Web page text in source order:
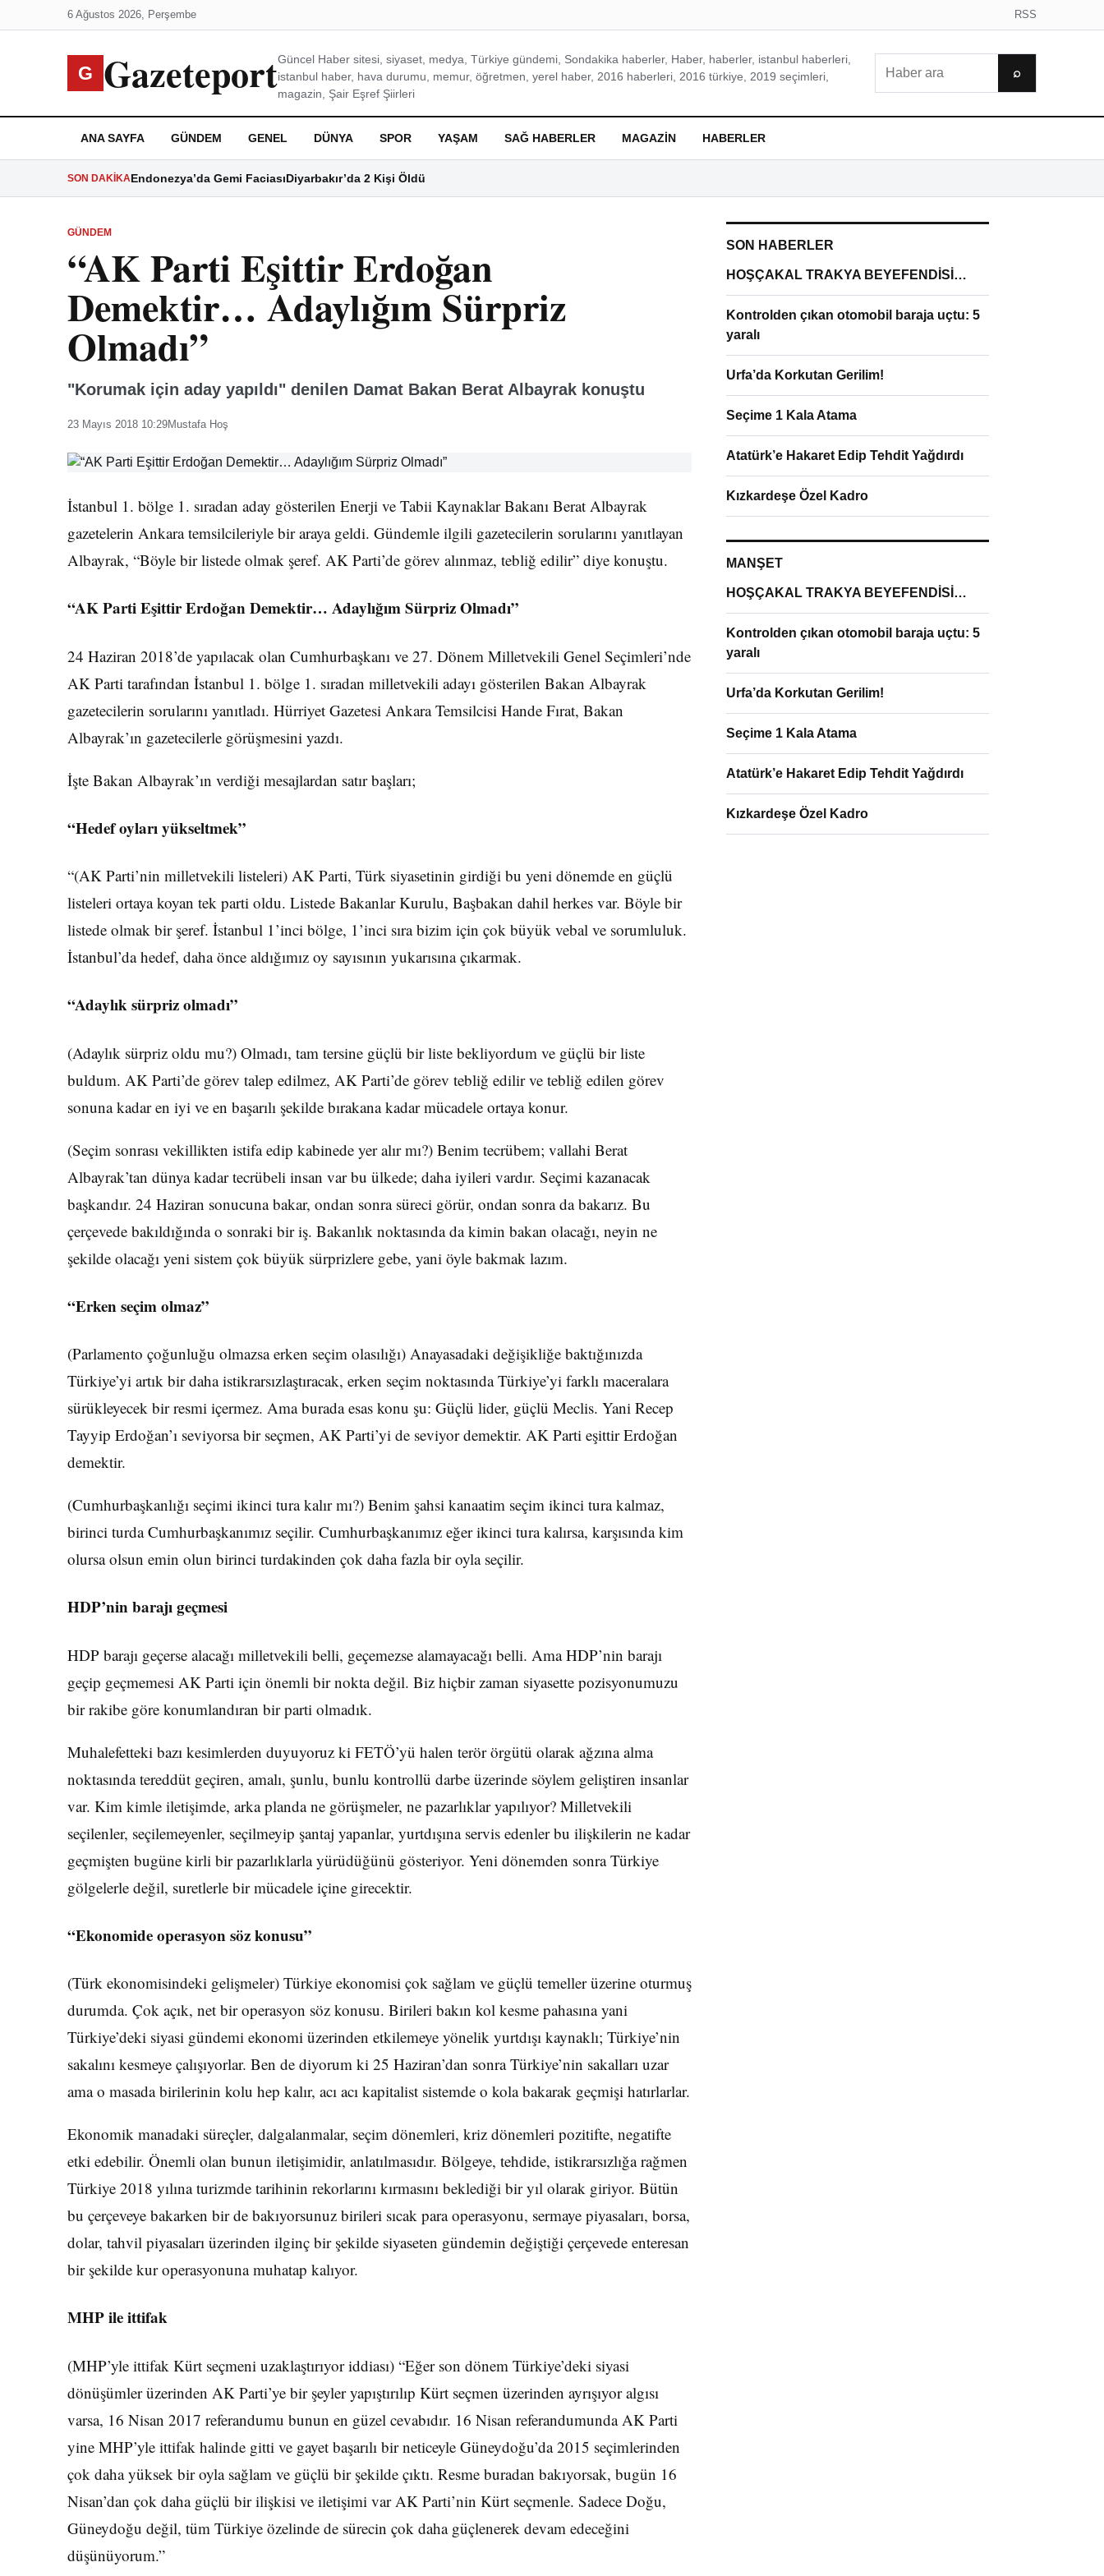
6 Ağustos 2026, Perşembe RSS
G GazeteportGüncel Haber sitesi, siyaset, medya, Türkiye gündemi, Sondakika haberler, Haber, haberler, istanbul haberleri,
istanbul haber, hava durumu, memur, öğretmen, yerel haber, 2016 haberleri, 2016 türkiye, 2019 seçimleri,
magazin, Şair Eşref Şiirleri
⌕
ANA SAYFA GÜNDEM GENEL DÜNYA SPOR YAŞAM SAĞ HABERLER MAGAZIN HABERLER
SON DAKIKAEndonezya’da Gemi FaciasıDiyarbakır’da 2 Kişi Öldü
GÜNDEM
“AK Parti Eşittir Erdoğan
Demektir… Adaylığım Sürpriz
Olmadı”
"Korumak için aday yapıldı" denilen Damat Bakan Berat Albayrak konuştu
23 Mayıs 2018 10:29Mustafa Hoş
İstanbul 1. bölge 1. sıradan aday gösterilen Enerji ve Tabii Kaynaklar Bakanı Berat Albayrak
gazetelerin Ankara temsilcileriyle bir araya geldi. Gündemle ilgili gazetecilerin sorularını yanıtlayan
Albayrak, “Böyle bir listede olmak şeref. AK Parti’de görev alınmaz, tebliğ edilir” diye konuştu.
“AK Parti Eşittir Erdoğan Demektir… Adaylığım Sürpriz Olmadı”
24 Haziran 2018’de yapılacak olan Cumhurbaşkanı ve 27. Dönem Milletvekili Genel Seçimleri’nde
AK Parti tarafından İstanbul 1. bölge 1. sıradan milletvekili adayı gösterilen Bakan Albayrak
gazetecilerin sorularını yanıtladı. Hürriyet Gazetesi Ankara Temsilcisi Hande Fırat, Bakan
Albayrak’ın gazetecilerle görüşmesini yazdı.
İşte Bakan Albayrak’ın verdiği mesajlardan satır başları;
“Hedef oyları yükseltmek”
“(AK Parti’nin milletvekili listeleri) AK Parti, Türk siyasetinin girdiği bu yeni dönemde en güçlü
listeleri ortaya koyan tek parti oldu. Listede Bakanlar Kurulu, Başbakan dahil herkes var. Böyle bir
listede olmak bir şeref. İstanbul 1’inci bölge, 1’inci sıra bizim için çok büyük vebal ve sorumluluk.
İstanbul’da hedef, daha önce aldığımız oy sayısının yukarısına çıkarmak.
“Adaylık sürpriz olmadı”
(Adaylık sürpriz oldu mu?) Olmadı, tam tersine güçlü bir liste bekliyordum ve güçlü bir liste
buldum. AK Parti’de görev talep edilmez, AK Parti’de görev tebliğ edilir ve tebliğ edilen görev
sonuna kadar en iyi ve en başarılı şekilde bırakana kadar mücadele ortaya konur.
(Seçim sonrası vekillikten istifa edip kabinede yer alır mı?) Benim tecrübem; vallahi Berat
Albayrak’tan dünya kadar tecrübeli insan var bu ülkede; daha iyileri vardır. Seçimi kazanacak
başkandır. 24 Haziran sonucuna bakar, ondan sonra süreci görür, ondan sonra da bakarız. Bu
çerçevede bakıldığında o sonraki bir iş. Bakanlık noktasında da kimin bakan olacağı, neyin ne
şekilde olacağı yeni sistem çok büyük sürprizlere gebe, yani öyle bakmak lazım.
“Erken seçim olmaz”
(Parlamento çoğunluğu olmazsa erken seçim olasılığı) Anayasadaki değişikliğe baktığınızda
Türkiye’yi artık bir daha istikrarsızlaştıracak, erken seçim noktasında Türkiye’yi farklı maceralara
sürükleyecek bir resmi içermez. Ama burada esas konu şu: Güçlü lider, güçlü Meclis. Yani Recep
Tayyip Erdoğan’ı seviyorsa bir seçmen, AK Parti’yi de seviyor demektir. AK Parti eşittir Erdoğan
demektir.
(Cumhurbaşkanlığı seçimi ikinci tura kalır mı?) Benim şahsi kanaatim seçim ikinci tura kalmaz,
birinci turda Cumhurbaşkanımız seçilir. Cumhurbaşkanımız eğer ikinci tura kalırsa, karşısında kim
olursa olsun emin olun birinci turdakinden çok daha fazla bir oyla seçilir.
HDP’nin barajı geçmesi
HDP barajı geçerse alacağı milletvekili belli, geçemezse alamayacağı belli. Ama HDP’nin barajı
geçip geçmemesi AK Parti için önemli bir nokta değil. Biz hiçbir zaman siyasette pozisyonumuzu
bir rakibe göre konumlandıran bir parti olmadık.
Muhalefetteki bazı kesimlerden duyuyoruz ki FETÖ’yü halen terör örgütü olarak ağzına alma
noktasında tereddüt geçiren, amalı, şunlu, bunlu kontrollü darbe üzerinde söylem geliştiren insanlar
var. Kim kimle iletişimde, arka planda ne görüşmeler, ne pazarlıklar yapılıyor? Milletvekili
seçilenler, seçilemeyenler, seçilmeyip şantaj yapanlar, yurtdışına servis edenler bu ilişkilerin ne kadar
geçmişten bugüne kirli bir pazarlıklarla yürüdüğünü gösteriyor. Yeni dönemden sonra Türkiye
gölgelerle değil, suretlerle bir mücadele içine girecektir.
“Ekonomide operasyon söz konusu”
(Türk ekonomisindeki gelişmeler) Türkiye ekonomisi çok sağlam ve güçlü temeller üzerine oturmuş
durumda. Çok açık, net bir operasyon söz konusu. Birileri bakın kol kesme pahasına yani
Türkiye’deki siyasi gündemi ekonomi üzerinden etkilemeye yönelik yurtdışı kaynaklı; Türkiye’nin
sakalını kesmeye çalışıyorlar. Ben de diyorum ki 25 Haziran’dan sonra Türkiye’nin sakalları uzar
ama o masada birilerinin kolu hep kalır, acı acı kapitalist sistemde o kola bakarak geçmişi hatırlarlar.
Ekonomik manadaki süreçler, dalgalanmalar, seçim dönemleri, kriz dönemleri pozitifte, negatifte
etki edebilir. Önemli olan bunun iletişimidir, anlatılmasıdır. Bölgeye, tehdide, istikrarsızlığa rağmen
Türkiye 2018 yılına turizmde tarihinin rekorlarını kırmasını beklediği bir yıl olarak giriyor. Bütün
bu çerçeveye bakarken bir de bakıyorsunuz birileri sıcak para operasyonu, sermaye piyasaları, borsa,
dolar, tahvil piyasaları üzerinden ilginç bir şekilde siyaseten gündemin değiştiği çerçevede enteresan
bir şekilde kur operasyonuna muhatap kalıyor.
MHP ile ittifak
(MHP’yle ittifak Kürt seçmeni uzaklaştırıyor iddiası) “Eğer son dönem Türkiye’deki siyasi
dönüşümler üzerinden AK Parti’ye bir şeyler yapıştırılıp Kürt seçmen üzerinden ayrışıyor algısı
varsa, 16 Nisan 2017 referandumu bunun en güzel cevabıdır. 16 Nisan referandumunda AK Parti
yine MHP’yle ittifak halinde gitti ve gayet başarılı bir neticeyle Güneydoğu’da 2015 seçimlerinden
çok daha yüksek bir oyla sağlam ve güçlü bir şekilde çıktı. Resme buradan bakıyorsak, bugün 16
Nisan’dan çok daha güçlü bir ilişkisi ve iletişimi var AK Parti’nin Kürt seçmenle. Sadece Doğu,
Güneydoğu değil, tüm Türkiye özelinde de sürecin çok daha güçlenerek devam edeceğini
düşünüyorum.”
SON HABERLER
HOŞÇAKAL TRAKYA BEYEFENDİSİ…
Kontrolden çıkan otomobil baraja uçtu: 5
yaralı
Urfa’da Korkutan Gerilim!
Seçime 1 Kala Atama
Atatürk’e Hakaret Edip Tehdit Yağdırdı
Kızkardeşe Özel Kadro
MANŞET
HOŞÇAKAL TRAKYA BEYEFENDİSİ…
Kontrolden çıkan otomobil baraja uçtu: 5
yaralı
Urfa’da Korkutan Gerilim!
Seçime 1 Kala Atama
Atatürk’e Hakaret Edip Tehdit Yağdırdı
Kızkardeşe Özel Kadro